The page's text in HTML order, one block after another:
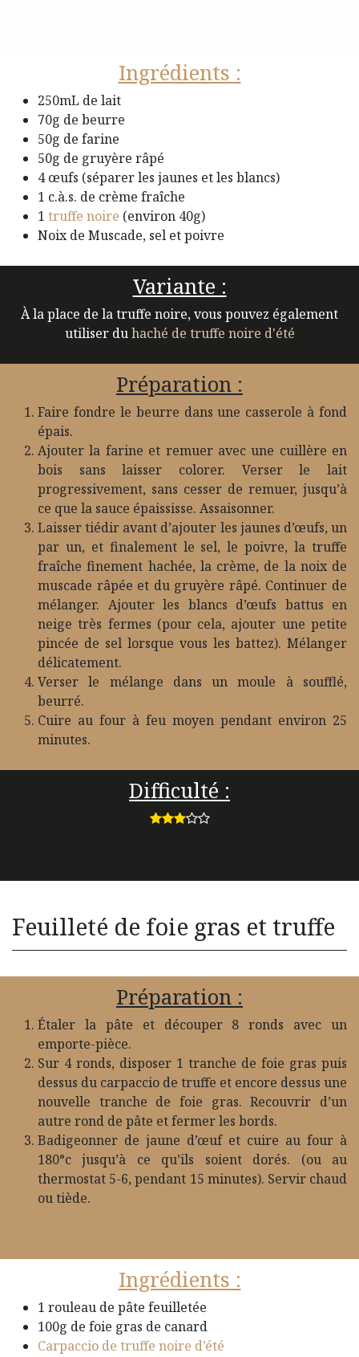
Ingrédients :
250mL de lait
70g de beurre
50g de farine
50g de gruyère râpé
4 œufs (séparer les jaunes et les blancs)
1 c.à.s. de crème fraîche
1 truffe noire (environ 40g)
Noix de Muscade, sel et poivre
Variante :
À la place de la truffe noire, vous pouvez également
utiliser duhaché de truffe noire d'été
Préparation :
Faire fondre le beurre dans une casserole à fond
épais.
Ajouter la farine et remuer avec une cuillère en
bois sans laisser colorer. Verser le lait
progressivement, sans cesser de remuer, jusqu’à
ce que la sauce épaississe. Assaisonner.
Laisser tiédir avant d’ajouter les jaunes d’œufs, un
par un, et finalement le sel, le poivre, la truffe
fraîche finement hachée, la crème, de la noix de
muscade râpée et du gruyère râpé. Continuer de
mélanger. Ajouter les blancs d’œufs battus en
neige très fermes (pour cela, ajouter une petite
pincée de sel lorsque vous les battez). Mélanger
délicatement.
Verser le mélange dans un moule à soufflé,
beurré.
Cuire au four à feu moyen pendant environ 25
minutes.
Difficulté :
Feuilleté de foie gras et truffe
Préparation :
Étaler la pâte et découper 8 ronds avec un
emporte-pièce.
Sur 4 ronds, disposer 1 tranche de foie gras puis
dessus du carpaccio de truffe et encore dessus une
nouvelle tranche de foie gras. Recouvrir d’un
autre rond de pâte et fermer les bords.
Badigeonner de jaune d’œuf et cuire au four à
180°c jusqu’à ce qu’ils soient dorés. (ou au
thermostat 5-6, pendant 15 minutes). Servir chaud
ou tiède.
Ingrédients :
1 rouleau de pâte feuilletée
100g de foie gras de canard
Carpaccio de truffe noire d’été